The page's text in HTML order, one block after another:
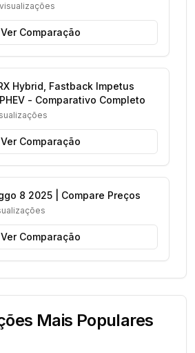
Ver Comparação
Hybrid, Fastback Impetus
- Comparativo Completo
Ver Comparação
8 2025 | Compare Preços
Ver Comparação
Mais Populares